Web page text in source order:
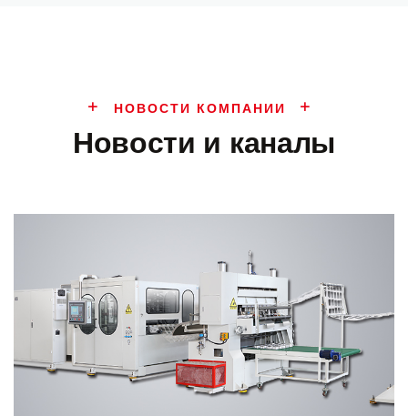
НОВОСТИ КОМПАНИИ
Новости и каналы